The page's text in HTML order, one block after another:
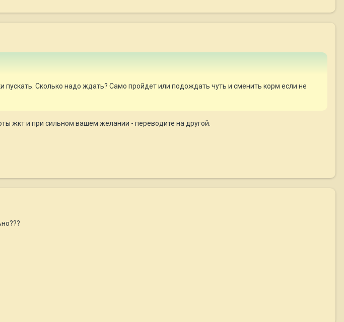
пускать. Сколько надо ждать? Само пройдет или подождать чуть и сменить корм если не
жкт и при сильном вашем желании - переводите на другой.